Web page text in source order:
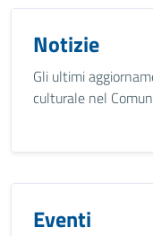
Notizie
Gli ultimi
culturale nel
Eventi